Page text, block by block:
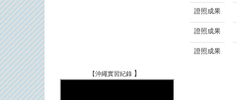
【沖繩實習紀錄 】
證照成果
證照成果
證照成果